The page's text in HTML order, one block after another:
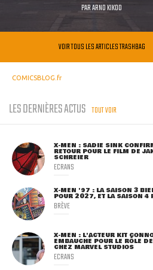
PARARNO KIKOO
VOIR TOUS LES ARTICLES TRASHBAG
COMICSBLOG.fr
LES DERNIÈRES ACTUS TOUT VOIR
X-MEN : SADIE SINK
RETOUR POUR LE FILM DE
SCHREIER
ECRANS
X-MEN '97 : LA SAISON 3
POUR 2027, ET LA SAISON 4
BRÈVE
X-MEN : L'ACTEUR KIT
EMBAUCHÉ POUR LE RÔLE
CHEZ MARVEL STUDIOS
ECRANS